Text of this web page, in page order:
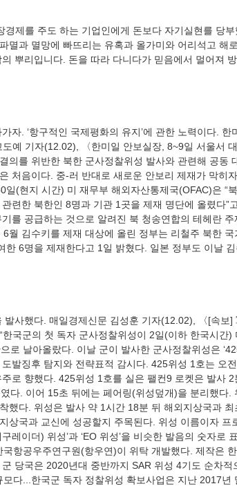
멸과 멸망에 빠뜨리는 유혹과 올가미와 어리석고 해
뿌리입니다. 돈을 따라 다니다가 믿음에서 멀어져
도예 기자(12.02), 〈한미일 안보실장, 8~9일 서울서
의를 위반한 북한 군사정찰위성 발사와 관련해 공동
처음이다. 중-러 반대로 새로운 안보리 제재가 막히
일(현지 시간) 미 재무부 해외자산통제국(OFAC)은 “
련한 북한인 8명과 기관 1곳을 제재 명단에 올렸다”
를 공급하는 것으로 알려진 북 청송연합의 테헤란
월 김수키를 제재 대상에 올린 정부는 리철주 북한
한 6명을 제재한다고 1일 밝혔다. 일본 정부도 이날
한국군의 첫 독자 군사정찰위성이 2일(이하 한국시간
으로 날아올랐다. 이날 군이 발사한 군사정찰위성은
발징후 탐지와 전략표적 감시다. 425위성 1호는 오
주로 향했다. 425위성 1호를 실은 팰컨9 로켓은 발사
다. 이어 15초 뒤에는 페어링(위성덮개)을 분리했다.
했다. 위성은 발사 약 1시간 18분 뒤 해외지상국과
상국과 교신에 성공할지 주목된다. 위성 이름이자 프
레이더) 위성’과 ‘EO 위성’을 비슷한 발음의 숫자로
항공우주연구원(항우연)이 위탁 개발했다. 제작은
당국은 2020년대 중반까지 SAR 위성 4기도 순차
다...한국군 독자 정찰위성 확보사업은 지난 2017년